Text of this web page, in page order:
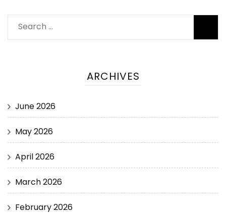
Search
for:
ARCHIVES
June 2026
May 2026
April 2026
March 2026
February 2026